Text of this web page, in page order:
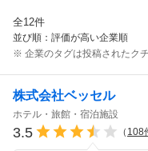
全12件
並び順：評価が高い企業順
※ 企業のタグは投稿されたク
株式会社ベッセル
ホテル・旅館・宿泊施設
3.5 （ 108